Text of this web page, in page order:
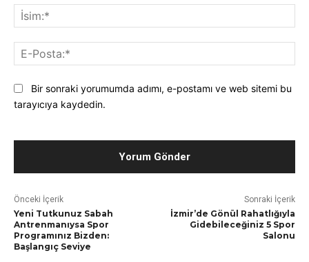
Bir sonraki yorumumda adımı, e-postamı ve web sitemi bu
tarayıcıya kaydedin.
Önceki İçerik
Yeni Tutkunuz Sabah
Antrenmanıysa Spor
Programınız Bizden:
Başlangıç Seviye
Sonraki İçerik
İzmir’de Gönül Rahatlığıyla
Gidebileceğiniz 5 Spor
Salonu